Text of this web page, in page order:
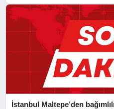
İstanbul Maltepe’den